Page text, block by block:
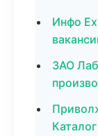
Инфо
ЗАО